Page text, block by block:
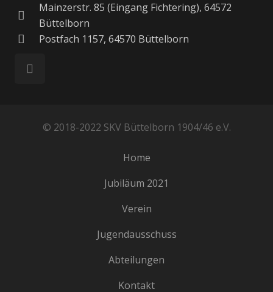
Mainzerstr. 85 (Eingang Fichtering), 64572
Büttelborn
Postfach 1157, 64570 Büttelborn
© 2018-2022 SKV Büttelborn 1904/46 e.V.
Home
Jubiläum 2021
Verein
Jugendausschuss
Abteilungen
Kontakt